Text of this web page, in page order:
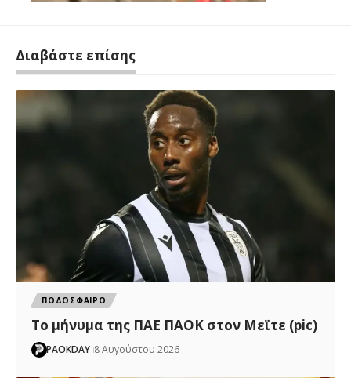
Διαβάστε επίσης
ΠΟΔΟΣΦΑΙΡΟ
Το μήνυμα της ΠΑΕ ΠΑΟΚ στον Μεϊτε (pic)
PAOKDAY 8 Αυγούστου 2026